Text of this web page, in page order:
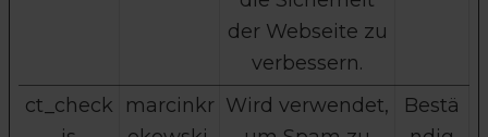
der Webseite zu
verbessern.
ct_check
marcinkr Wird verwendet,
Bestä